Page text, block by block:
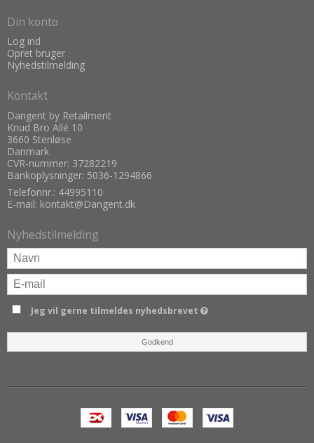
Din konto
Log ind
Opret bruger
Nyhedstilmelding
Kontakt
Dangent by Retailment
Knud Bro Allé 10
3660 Stenløse
Danmark
CVR-nummer: 37282219
Bankoplysninger: 5036-1294866
Telefonnr.: 44995110
E-mail: kontakt@Dangent.dk
Nyhedstilmelding
Jeg vil gerne tilmeldes nyhedsbrevet
Godkend